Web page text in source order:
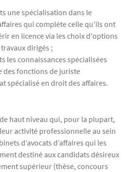
une spécialisation dans le
qui complète celle qu'ils ont
en licence via les choix d'options
dirigés ;
les connaissances spécialisées
des fonctions de juriste
spécialisé en droit des affaires.
haut niveau qui, pour la plupart,
activité professionnelle au sein
d’avocats d’affaires qui les
destiné aux candidats désireux
supérieur (thèse, concours